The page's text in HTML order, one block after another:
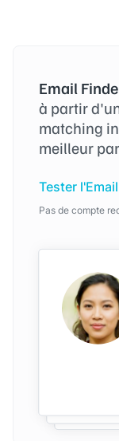
Email
à partir
matching
meilleur
Tester
Pas de compte